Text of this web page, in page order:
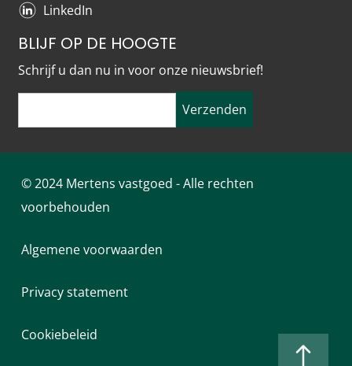
LinkedIn
BLIJF OP DE HOOGTE
Schrijf u dan nu in voor onze nieuwsbrief!
Verzenden
© 2024 Mertens vastgoed - Alle rechten
voorbehouden
Algemene voorwaarden
Privacy statement
Cookiebeleid